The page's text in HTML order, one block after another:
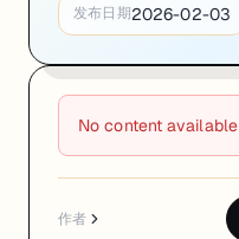
发布日期2026-02-03
No content available
作者